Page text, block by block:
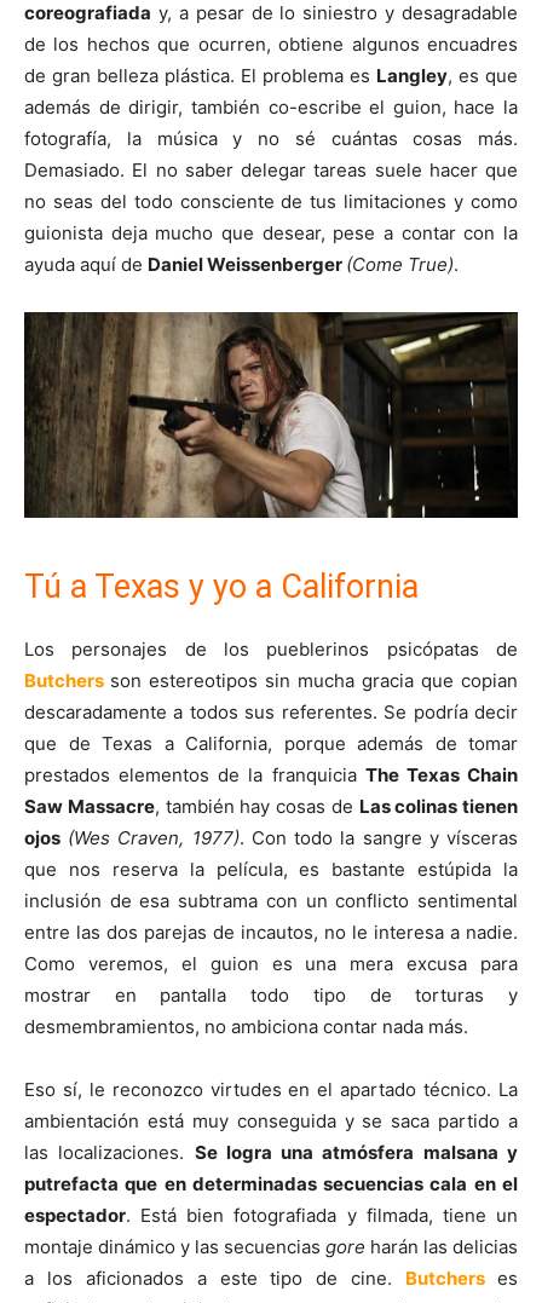
coreografiada y, a pesar de lo siniestro y desagradable
de los hechos que ocurren, obtiene algunos encuadres
de gran belleza plástica. El problema es Langley, es que
además de dirigir, también co-escribe el guion, hace la
fotografía, la música y no sé cuántas cosas más.
Demasiado. El no saber delegar tareas suele hacer que
no seas del todo consciente de tus limitaciones y como
guionista deja mucho que desear, pese a contar con la
ayuda aquí de Daniel Weissenberger (Come True).
Tú a Texas y yo a California
Los personajes de los pueblerinos psicópatas de
Butchers son estereotipos sin mucha gracia que copian
descaradamente a todos sus referentes. Se podría decir
que de Texas a California, porque además de tomar
prestados elementos de la franquicia The Texas Chain
Saw Massacre, también hay cosas de Las colinas tienen
ojos (Wes Craven, 1977). Con todo la sangre y vísceras
que nos reserva la película, es bastante estúpida la
inclusión de esa subtrama con un conflicto sentimental
entre las dos parejas de incautos, no le interesa a nadie.
Como veremos, el guion es una mera excusa para
mostrar en pantalla todo tipo de torturas y
desmembramientos, no ambiciona contar nada más.
Eso sí, le reconozco virtudes en el apartado técnico. La
ambientación está muy conseguida y se saca partido a
las localizaciones. Se logra una atmósfera malsana y
putrefacta que en determinadas secuencias cala en el
espectador. Está bien fotografiada y filmada, tiene un
montaje dinámico y las secuencias gore harán las delicias
a los aficionados a este tipo de cine. Butcherses